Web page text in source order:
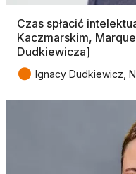
Czas spłacić
Kaczmarskim,
Dudkiewicza]
● Ignacy Dudkiewicz,